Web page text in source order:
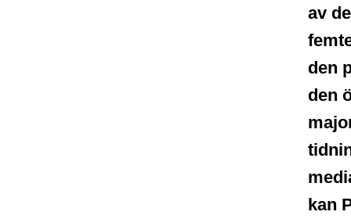
av
den
den
kan